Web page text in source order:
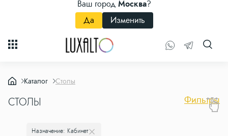
Ваш город Москва?
Да
Изменить
Каталог Столы
СТОЛЫ Фильтры
Назначение: Кабинет